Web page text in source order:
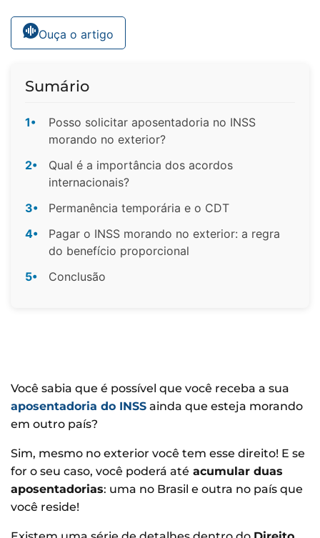
Ouça o artigo
Sumário
1•
Posso solicitar aposentadoria no INSS
morando no exterior?
2•
Qual é a importância dos acordos
internacionais?
3•
Permanência temporária e o CDT
4•
Pagar o INSS morando no exterior: a regra
do benefício proporcional
5•
Conclusão
Você sabia que é possível que você receba a sua
aposentadoria do INSS ainda que esteja morando
em outro país?
Sim, mesmo no exterior você tem esse direito! E se
for o seu caso, você poderá até acumular duas
aposentadorias: uma no Brasil e outra no país que
você reside!